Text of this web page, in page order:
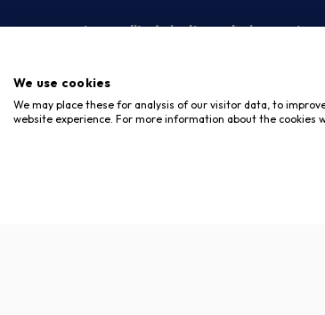
La vendita è rivolta esclusivamente
We use cookies
We may place these for analysis of our visitor data, to
website experience. For more information about the cookies